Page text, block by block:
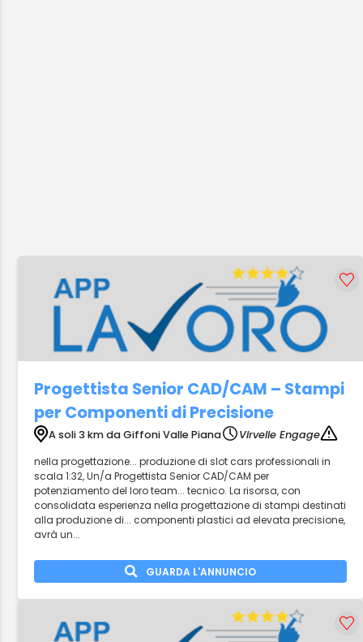
Progettista Senior CAD/CAM – Stampi
per Componenti di Precisione
A soli 3 km da Giffoni Valle Piana
Virvelle Engage
nella progettazione... produzione di slot cars professionali in
scala 1:32, Un/a Progettista Senior CAD/CAM per
potenziamento del loro team... tecnico. La risorsa, con
consolidata esperienza nella progettazione di stampi destinati
alla produzione di... componenti plastici ad elevata precisione,
avrà un...
GUARDA L'ANNUNCIO